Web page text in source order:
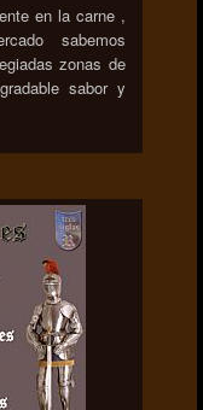
en la carne ,
sabemos
zonas de
sabor y